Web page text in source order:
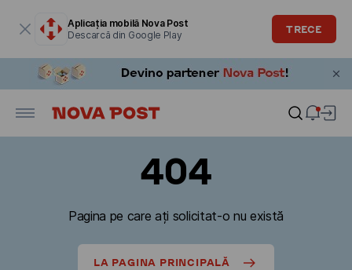
Aplicația mobilă Nova Post
Descarcă din Google Play
TRECE
404
Pagina pe care ați solicitat-o nu există
LA PAGINA PRINCIPALĂ